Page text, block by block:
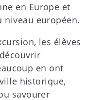
en Europe et
niveau européen.
les élèves
en ont
historique,
savourer